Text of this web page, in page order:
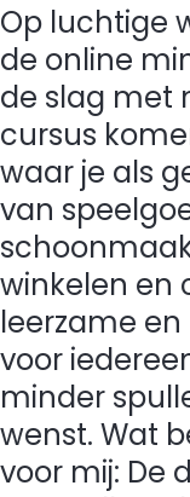
Op luchtige
de online
de slag met
cursus
waar je als
van
winkelen en
leerzame
voor
minder
wenst. Wat
voor mij: De